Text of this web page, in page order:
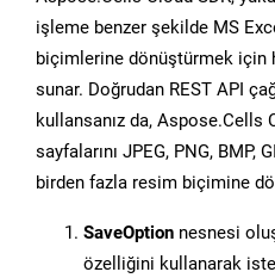
işleme benzer şekilde MS
biçimlerine dönüştürmek için
sunar. Doğrudan REST API
kullansanız da, Aspose.Cells
sayfalarını JPEG, PNG, BMP,
birden fazla resim biçimine
SaveOption nesnesi
özelliğini kullanarak